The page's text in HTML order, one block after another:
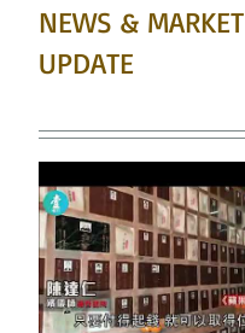
NEWS & MARKET
UPDATE